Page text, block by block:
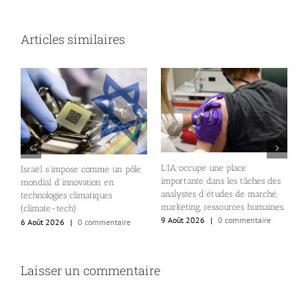
Articles similaires
Israël s’impose comme un pôle
mondial d’innovation en
technologies climatiques
(climate-tech)
6 Août 2026
| 0 commentaire
L’IA occupe une place
importante dans les tâches des
analystes d’études de marché,
marketing, ressources humaines.
9 Août 2026
| 0 commentaire
Laisser un commentaire